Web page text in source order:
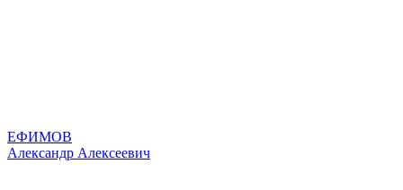
ЕФИМОВ
Александр Алексеевич